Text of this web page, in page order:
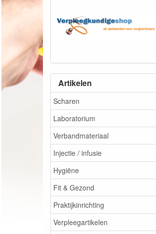
Artikelen
Scharen
Laboratorium
Verbandmateriaal
Injectie / infusie
Hygiëne
Fit & Gezond
Praktijkinrichting
Verpleegartikelen